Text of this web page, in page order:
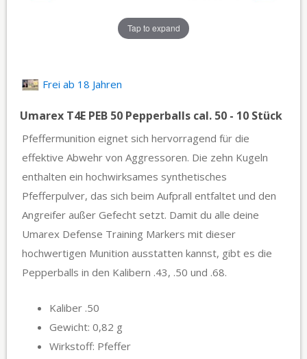
Tap to expand
Frei ab 18 Jahren
Umarex T4E PEB 50 Pepperballs cal. 50 - 10 Stück
Pfeffermunition eignet sich hervorragend für die
effektive Abwehr von Aggressoren. Die zehn Kugeln
enthalten ein hochwirksames synthetisches
Pfefferpulver, das sich beim Aufprall entfaltet und den
Angreifer außer Gefecht setzt. Damit du alle deine
Umarex Defense Training Markers mit dieser
hochwertigen Munition ausstatten kannst, gibt es die
Pepperballs in den Kalibern .43, .50 und .68.
Kaliber .50
Gewicht: 0,82 g
Wirkstoff: Pfeffer